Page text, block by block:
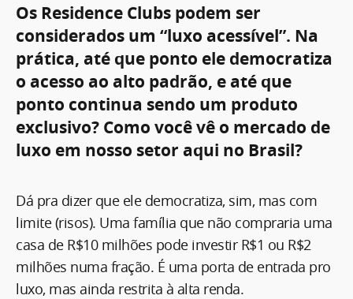
Os Residence Clubs podem ser
considerados um “luxo acessível”. Na
prática, até que ponto ele democratiza
o acesso ao alto padrão, e até que
ponto continua sendo um produto
exclusivo? Como você vê o mercado de
luxo em nosso setor aqui no Brasil?
Dá pra dizer que ele democratiza, sim, mas com
limite (risos). Uma família que não compraria uma
casa de R$10 milhões pode investir R$1 ou R$2
milhões numa fração. É uma porta de entrada pro
luxo, mas ainda restrita à alta renda.